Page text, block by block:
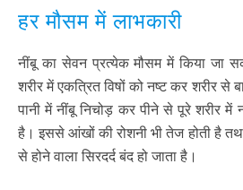
हर मौसम में लाभकारी
नींबू का सेवन प्रत्येक मौसम में किया जा
शरीर में एकत्रित विषों को नष्ट कर शरीर से
पानी में नींबू निचोड़ कर पीने से पूरे शरीर में
है। इससे आंखों की रोशनी भी तेज होती है
से होने वाला सिरदर्द बंद हो जाता है।